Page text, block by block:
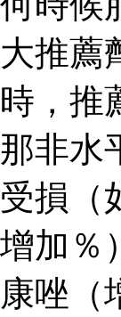
推薦
，
非水
損
加％
唑（